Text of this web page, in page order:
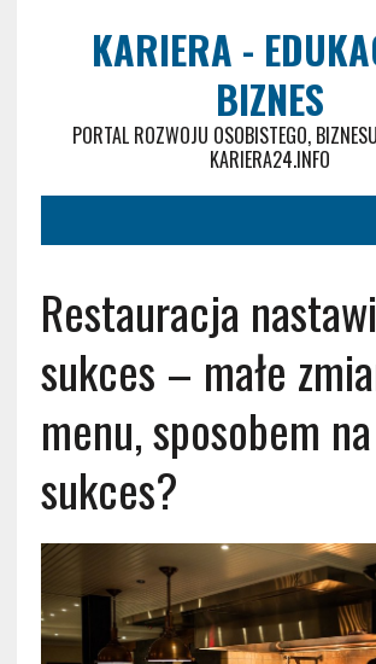
KARIERA -
BIZNES
PORTAL ROZWOJU OSOBISTEGO,
KARIERA24.INFO
Restauracja
sukces – małe
menu, sposobem
sukces?